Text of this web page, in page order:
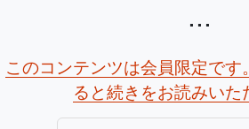
...
このコンテンツは会員限定です
ると続きをお読みいた